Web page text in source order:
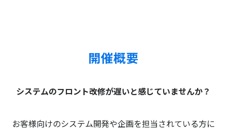
開催概要
システムのフロント改修が遅いと感じていませんか？
お客様向けのシステム開発や企画を担当されている方に